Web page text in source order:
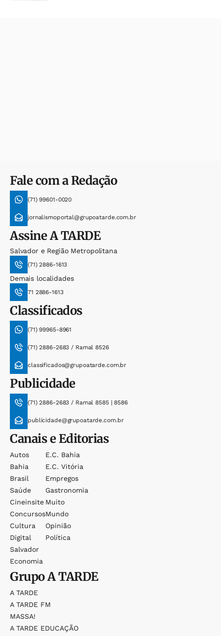
Fale com a Redação
(71) 99601-0020
jornalismoportal@grupoatarde.com.br
AssineA TARDE
Salvador e Região Metropolitana
(71) 2886-1613
Demais localidades
71 2886-1613
Classificados
(71) 99965-8961
(71) 2886-2683 / Ramal 8526
classificados@grupoatarde.com.br
Publicidade
(71) 2886-2683 / Ramal 8585 | 8586
publicidade@grupoatarde.com.br
Canais e Editorias
Autos
Bahia
Brasil
Saúde
Cineinsite
Concursos
Cultura
Digital
Salvador
Economia
E.c. Bahia
E.c. Vitória
Empregos
Gastronomia
Muito
Mundo
Opinião
Política
GrupoA TARDE
A TARDE
A TARDE FM
MASSA!
A TARDE EDUCAÇÃO